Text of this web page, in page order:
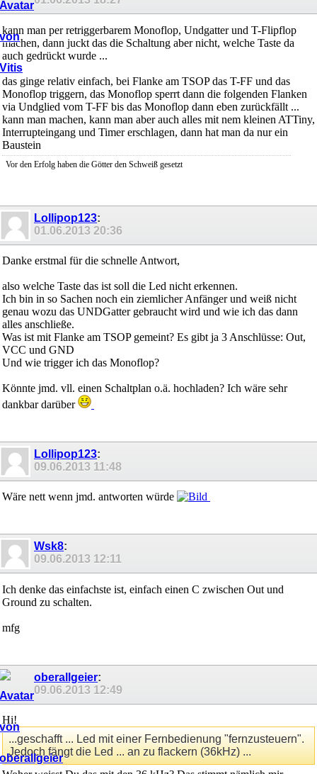
kann man per retriggerbarem Monoflop, Undgatter und T-Flipflop
machen, dann juckt das die Schaltung aber nicht, welche Taste da
auch gedrückt wurde ...
das ginge relativ einfach, bei Flanke am TSOP das T-FF und das
Monoflop triggern, das Monoflop sperrt dann die folgenden Flanken
via Undglied vom T-FF bis das Monoflop dann eben zurückfällt ...
kann man machen, kann man aber auch alles mit nem kleinen ATTiny,
Interrupteingang und Timer erschlagen, dann hat man da nur ein
Baustein
Vor den Erfolg haben die Götter den Schweiß gesetzt
Lollipop123:
01.06.2013 20:36
Danke erstmal für die schnelle Antwort,
also welche Taste das ist soll die Led nicht erkennen.
Ich bin in so Sachen noch ein ziemlicher Anfänger und weiß nicht
genau wozu das UNDGatter gebraucht wird und wie ich das dann
alles anschließe.
Was ist mit Flanke am TSOP gemeint? Es gibt ja 3 Anschlüsse: Out,
VCC und GND
Und wie trigger ich das Monoflop?
Könnte jmd. vll. einen Schaltplan o.ä. hochladen? Ich wäre sehr
dankbar darüber
Lollipop123:
09.06.2013 11:48
Wäre nett wenn jmd. antworten würde
Wsk8:
09.06.2013 12:11
Ich denke das einfachste ist, einfach einen C zwischen Out und
Ground zu schalten.
mfg
oberallgeier:
09.06.2013 12:49
Hi!
...geschafft ... Led mit einer Fernbedienung "fernzusteuern".
Jedoch fängt die Led ... an zu flackern (36kHz) ...